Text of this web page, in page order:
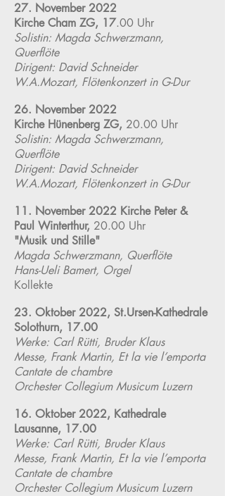
27. November 2022
Kirche Cham ZG, 17.00 Uhr
Solistin: Magda Schwerzmann,
Querflöte
Dirigent: David Schneider
W.A.Mozart, Flötenkonzert in G-Dur
26. November 2022
Kirche Hünenberg ZG, 20.00 Uhr
Solistin: Magda Schwerzmann,
Querflöte
Dirigent: David Schneider
W.A.Mozart, Flötenkonzert in G-Dur
11. November 2022 Kirche Peter &
Paul Winterthur, 20.00 Uhr
"Musik und Stille"
Magda Schwerzmann, Querflöte
Hans-Ueli Bamert, Orgel
Kollekte
23. Oktober 2022, St.Ursen-Kathedrale
Solothurn, 17.00
Werke: Carl Rütti, Bruder Klaus
Messe, Frank Martin, Et la vie l’emporta
Cantate de chambre
Orchester Collegium Musicum Luzern
16. Oktober 2022, Kathedrale
Lausanne, 17.00
Werke: Carl Rütti, Bruder Klaus
Messe, Frank Martin, Et la vie l’emporta
Cantate de chambre
Orchester Collegium Musicum Luzern